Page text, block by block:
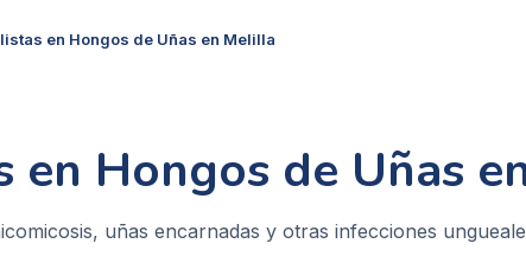
en Hongos de Uñas en Melilla
en Hongos de Uñas
uñas encarnadas y otras infecciones